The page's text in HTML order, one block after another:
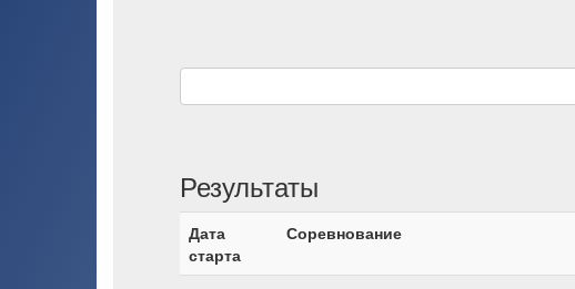
Результаты
Дата
старта
Соревнование